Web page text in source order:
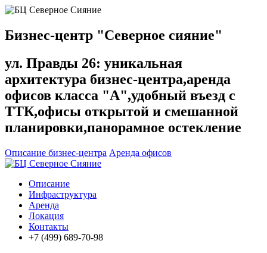
Бизнес-центр "Северное сияние"
ул. Правды 26: уникальная
архитектура бизнес-центра,аренда
офисов класса "А",удобный въезд с
ТТК,офисы открытой и смешанной
планировки,панорамное остекление
Описание бизнес-центра Аренда офисов
Описание
Инфраструктура
Аренда
Локация
Контакты
+7 (499) 689-70-98